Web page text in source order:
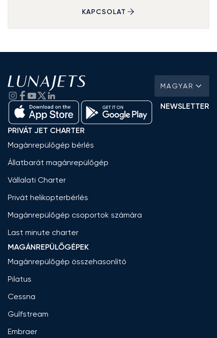
KAPCSOLAT
MAGYAR
NEWSLETTER
PRIVÁT JET CHARTER
Magánrepülőgép bérlés
Állatbarát magánrepülőgép
Vállalati Charter
Privát helikopterbérlés
Magánrepülőgép csoportok számára
Last minute charter
MAGÁNREPÜLŐGÉPEK
Magánrepülőgép összehasonlító
Pilatus
Cessna
Gulfstream
Embraer